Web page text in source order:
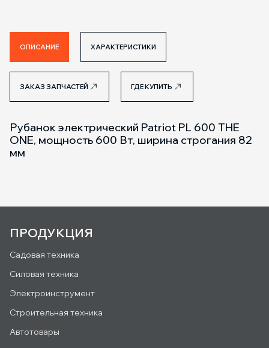
ОПИСАНИЕ ХАРАКТЕРИСТИКИ
ЗАКАЗ ЗАПЧАСТЕЙ ГДЕ КУПИТЬ
Рубанок электрический Patriot PL 600 THE
ONE, мощность 600 Вт, ширина строгания 82
мм
ПРОДУКЦИЯ
Садовая техника
Силовая техника
Электроинструмент
Строительная техника
Автотовары